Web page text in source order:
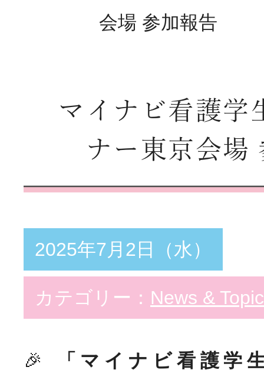
教育体制 Education
教育支援体制
看護部の取り組み
スペシャリスト
勤務・福利厚生
病院説明会
会場 参加報告
マイナビ看護学
ナー東京会場
2025年7月2日（水）
カテゴリー： News &
🎉
「マイナビ看護学